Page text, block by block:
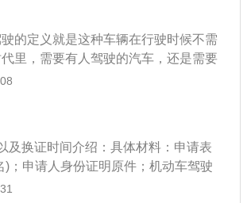
，多功能清障车，液压自动夹紧型。
车。由于汽车在道路上行驶时，故障
这种现象时常发生。清障车的任务就
保道路的畅通无阻。因此，道路清障
汽车的增多，清障车也得到了发展。
的定义就是这种车辆在行驶时候不需
里，需要有人驾驶的汽车，还是需要
汽车的一种，也称为轮式移动机器
境，自动规划行车路线并控制车辆到
器来感知车辆周围环境，并根据感知
制车辆的转向和速度，从而使车辆能
及换证时间介绍：具体材料：申请表
；申请人身份证明原件；机动车驾驶
证需要有效期内的县级或部队团级以